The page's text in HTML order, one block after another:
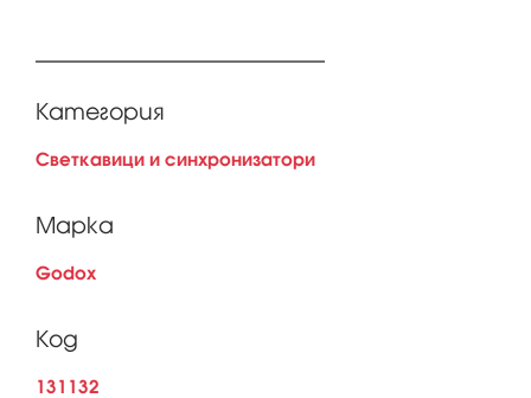
Категория
Светкавици и синхронизатори
Марка
Godox
Код
131132